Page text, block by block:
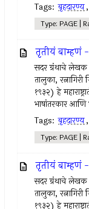
Tags: बृहदारण्य,
Type: PAGE |
तृतीयं बाम्हणं
सदर ग्रंथाचे लेखक
तालुका,
१९३२) हे
भाषांतरकार आणि
Tags: बृहदारण्य,
Type: PAGE |
तृतीयं बाम्हणं
सदर ग्रंथाचे लेखक
तालुका,
१९३२) हे